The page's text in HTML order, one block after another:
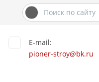
E-mail:
pioner-stroy@bk.ru